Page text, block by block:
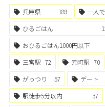
兵庫県 189 一人で
ひるごはん
おひるごはん1000円以下
三宮駅 72 元町駅 70
がっつり
57 デート
駅徒歩5分以内
37